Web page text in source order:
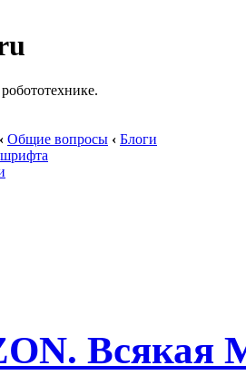
‹ Общие вопросы ‹ Блоги
Всякая